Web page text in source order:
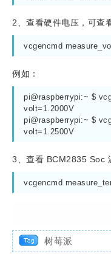
2、查看硬件电压，可
vcgencmd
例如：
pi@raspberrypi:~ $
volt=1.2000V
pi@raspberrypi:~ $
volt=1.2500V
3、查看 BCM2835 Soc
vcgencmd
树莓派